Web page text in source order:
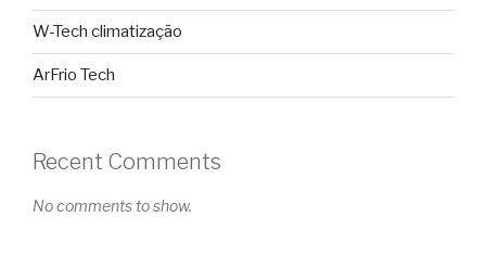
W-Tech climatização
ArFrio Tech
Recent Comments
No comments to show.